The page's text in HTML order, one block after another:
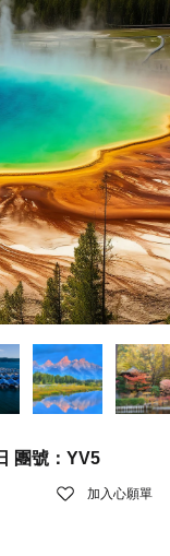
團號：YV5
加入心願單